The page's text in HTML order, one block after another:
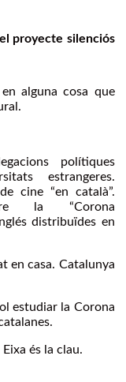
proyecte silenciós
alguna cosa que
polítiques
estrangeres.
cine “en català”.
la “Corona
distribuïdes en
en casa. Catalunya
estudiar la Corona
és la clau.